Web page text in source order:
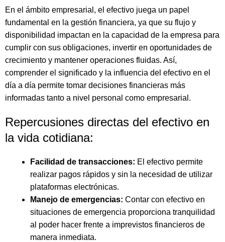
En el ámbito empresarial, el efectivo juega un papel
fundamental en la gestión financiera, ya que su flujo y
disponibilidad impactan en la capacidad de la empresa para
cumplir con sus obligaciones, invertir en oportunidades de
crecimiento y mantener operaciones fluidas. Así,
comprender el significado y la influencia del efectivo en el
día a día permite tomar decisiones financieras más
informadas tanto a nivel personal como empresarial.
Repercusiones directas del efectivo en
la vida cotidiana:
Facilidad de transacciones: El efectivo permite
realizar pagos rápidos y sin la necesidad de utilizar
plataformas electrónicas.
Manejo de emergencias: Contar con efectivo en
situaciones de emergencia proporciona tranquilidad
al poder hacer frente a imprevistos financieros de
manera inmediata.